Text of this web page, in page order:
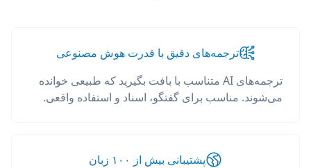
ترجمه‌های دقیق با قدرت هوش مصنوعی
ترجمه‌های AI متناسب با بافت بگیرید که طبیعی خوانده
می‌شوند. مناسب برای گفتگو، اسناد و استفاده واقعی.
پشتیبانی بیش از ۱۰۰ زبان